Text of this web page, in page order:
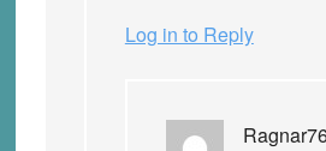
Log in to Reply